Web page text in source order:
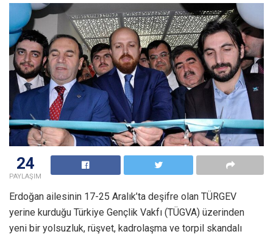
24
PAYLAŞIM
Erdoğan ailesinin 17-25 Aralık’ta deşifre olan TÜRGEV
yerine kurduğu Türkiye Gençlik Vakfı (TÜGVA) üzerinden
yeni bir yolsuzluk, rüşvet, kadrolaşma ve torpil skandalı